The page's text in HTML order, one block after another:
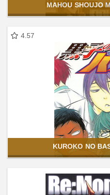
MAHOU SHOUJO
4.57
KUROKO NO